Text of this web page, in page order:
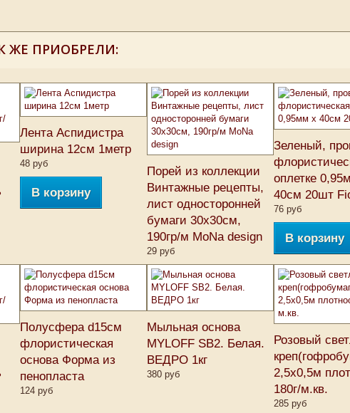
ЖЕ ПРИОБРЕЛИ:
Лента Аспидистра
ширина 12см 1метр
48 руб
В корзину
Порей из коллекции
Винтажные рецепты,
лист односторонней
бумаги 30х30см,
190гр/м MoNa design
29 руб
Зеленый,
оплетке
40см 20шт
76 руб
В корзину
Полусфера d15см
флористическая
основа Форма из
пенопласта
124 руб
Мыльная основа
MYLOFF SB2. Белая.
ВЕДРО 1кг
380 руб
Розовый
2,5х0,5м
180г/м.кв.
285 руб